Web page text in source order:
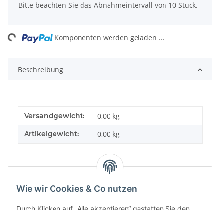
Wie wir Cookies & Co nutzen
Bitte beachten Sie das Abnahmeintervall von 10 Stück.
Komponenten werden geladen ...
Beschreibung
Produkteigenschaft
Wert
Versandgewicht: 0,00 kg
Artikelgewicht: 0,00 kg